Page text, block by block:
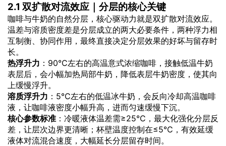
2.1 双扩散对流效应｜分层的核心关键
咖啡与牛奶的自然分层，核心驱动力就是双扩散对流效应。
温差与溶质密度差是分层成立的两大必要条件，两种浮力相
互制衡、协同作用，最终直接决定分层效果的好坏与留存时
长。
热浮升力 ：90℃左右的高温意式浓缩咖啡，接触低温牛奶
表层后，会小幅加热局部牛奶，降低表层牛奶密度，使其向
上缓慢浮升。
溶质浮升力 ：5℃左右的低温冰牛奶，会反向冷却高温咖啡
液，让咖啡液密度小幅升高，进而匀速缓慢下沉。
核心参数标准 ：冷暖液体温差需≥25℃，最大化强化分层反
差，让层次边界更清晰；杯壁温度控制在≤5℃，有效延缓
液体对流混合速度，大幅延长分层留存时间。